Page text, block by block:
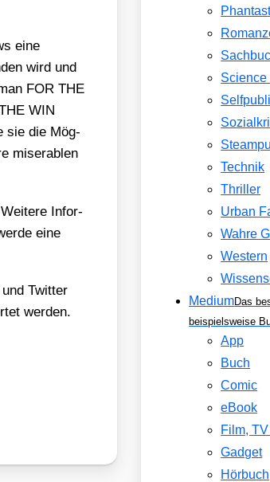
eine
wird und
FOR THE
WIN
sie die Mög­
mise­ra­blen
Wei­te­re Infor­
eine
Twit­ter
wer­den.
Science
Technik
Thriller
Urban
Wahre
Western
MediumDas
beispielsweise
App
Buch
Comic
eBook
Film,
Gadget
Hörbuch